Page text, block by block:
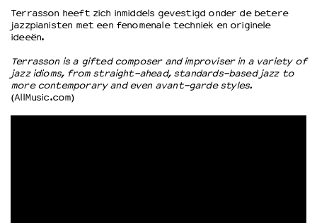
Wie is wie
Word vriend
Historie
Partners
Huisregels
Privacyverklaring
Terrasson heeft zich inmiddels gevestigd onder de betere
jazzpianisten met een fenomenale techniek en originele
ideeën.
Terrasson is a gifted composer and improviser in a variety of
jazz idioms, from straight-ahead, standards-based jazz to
more contemporary and even avant-garde styles.
(AllMusic.com)